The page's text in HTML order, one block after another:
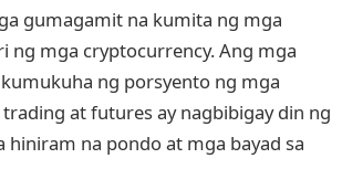
gumagamit na kumita ng mga
ng mga cryptocurrency. Ang mga
ng porsyento ng mga
at futures ay nagbibigay din ng
na pondo at mga bayad sa